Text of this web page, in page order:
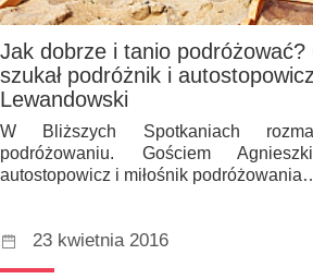
Jak dobrze i tanio podróżować?
szukał podróżnik i
Lewandowski
W Bliższych Spotkaniach
podróżowaniu. Gościem
autostopowicz i miłośnik
23 kwietnia 2016